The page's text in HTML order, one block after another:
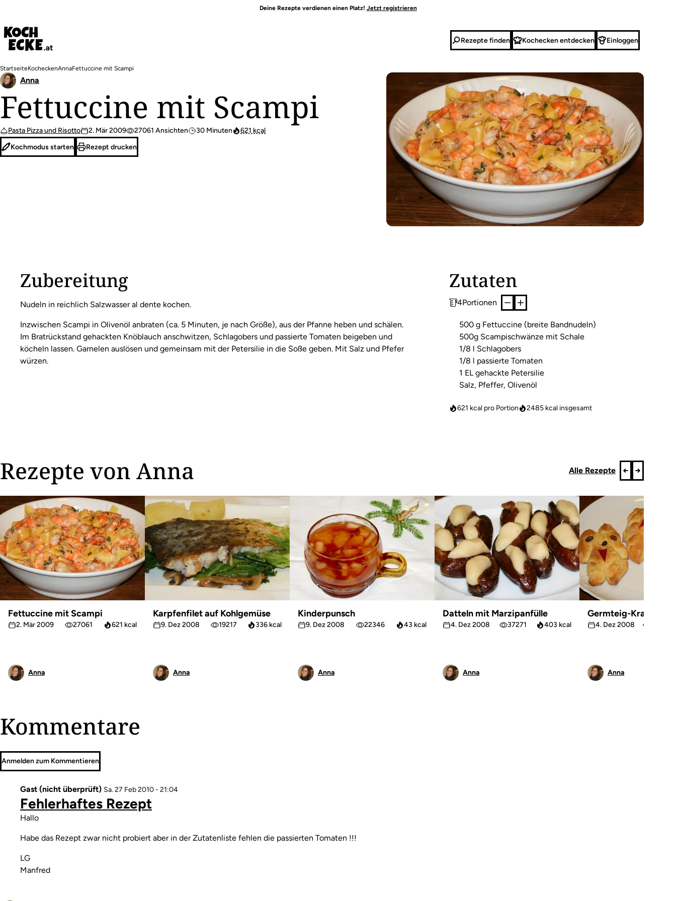
Inhalt
Deine Rezepte verdienen einen Platz! Jetzt registrieren
Rezepte finden Kochecken entdecken Einloggen
Pfadnavigation
StartseiteKocheckenAnnaFettuccine mit Scampi
Fettuccine mit Scampi
Pasta Pizza und Risotto 2. Mär 2009 27061 Ansichten 30 Minuten 621 kcal
Anna
Kochmodus starten Rezept drucken
Zubereitung
Nudeln in reichlich Salzwasser al dente kochen.
Inzwischen Scampi in Olivenöl anbraten (ca. 5 Minuten, je nach Größe), aus der Pfanne heben und schälen.
Im Bratrückstand gehackten Knöblauch anschwitzen, Schlagobers und passierte Tomaten beigeben und
köcheln lassen. Garnelen auslösen und gemeinsam mit der Petersilie in die Soße geben. Mit Salz und Pfefer
würzen.
Zutaten
4Portionen
500 g Fettuccine (breite Bandnudeln)
500g Scampischwänze mit Schale
1/8 l Schlagobers
1/8 l passierte Tomaten
1 EL gehackte Petersilie
Salz, Pfeffer, Olivenöl
621 kcal pro Portion 2485 kcal insgesamt
Rezepte von Anna Alle Rezepte
Fettuccine mit Scampi
2. Mär 2009 27061 621 kcal
Anna
Karpfenfilet auf Kohlgemüse
9. Dez 2008 19217 336 kcal
Anna
Kinderpunsch
9. Dez 2008 22346 43 kcal
Anna
Datteln mit Marzipanfülle
4. Dez 2008 37271 403 kcal
Anna
Germteig-Krampus
4. Dez 2008
Anna
Kommentare
Anmelden zum Kommentieren
Gast (nicht überprüft) Sa. 27 Feb 2010 - 21:04
Fehlerhaftes Rezept
Kommentar
Hallo
Habe das Rezept zwar nicht probiert aber in der Zutatenliste fehlen die passierten Tomaten !!!
LG
Manfred